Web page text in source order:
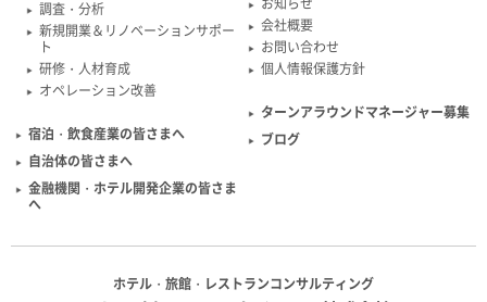
調査・分析
新規開業＆リノベーションサポー
ト
研修・人材育成
オペレーション改善
宿泊・飲食産業の皆さまへ
自治体の皆さまへ
金融機関・ホテル開発企業の皆さま
へ
会社概要
お問い合わせ
個人情報保護方針
ターンアラウンドマネージャー募集
ブログ
ホテル・旅館・レストランコンサルティング